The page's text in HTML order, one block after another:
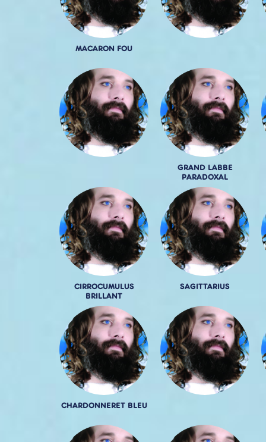
MACARON FOU
GRAND LABBE
PARADOXAL
CIRROCUMULUS
BRILLANT
SAGITTARIUS
CHARDONNERET BLEU